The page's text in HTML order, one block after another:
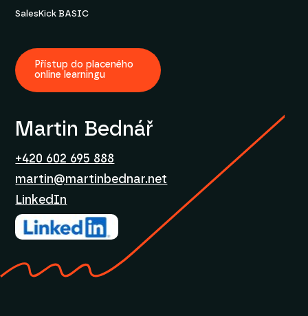
SalesKick BASIC
Přístup do placeného
online learningu
Martin Bednář
+420 602 695 888
martin@martinbednar.net
LinkedIn